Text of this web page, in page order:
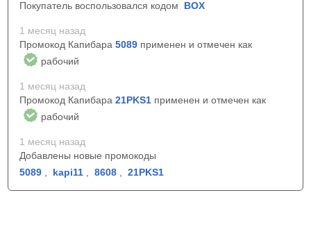
Покупатель воспользовался кодом BOX
1 месяц назад
Промокод Капибара 5089 применен и отмечен как
рабочий
1 месяц назад
Промокод Капибара 21PKS1 применен и отмечен как
рабочий
1 месяц назад
Добавлены новые промокоды
5089
kapi11 8608 21PKS1